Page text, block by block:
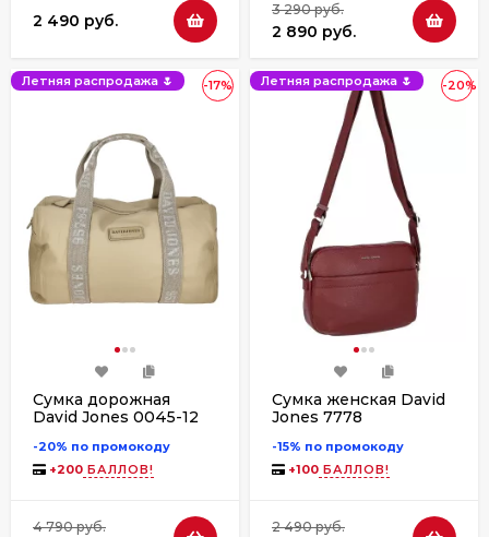
2 490 руб.
3 290 руб.
2 890 руб.
-17%
Летняя распродажа 🌷
Сумка дорожная
David Jones 0045-12
-20% по промокоду
+200 БАЛЛОВ!
4 790 руб.
-20%
Летняя распродажа 🌷
Сумка женская David
Jones 7778
-15% по промокоду
+100 БАЛЛОВ!
2 490 руб.